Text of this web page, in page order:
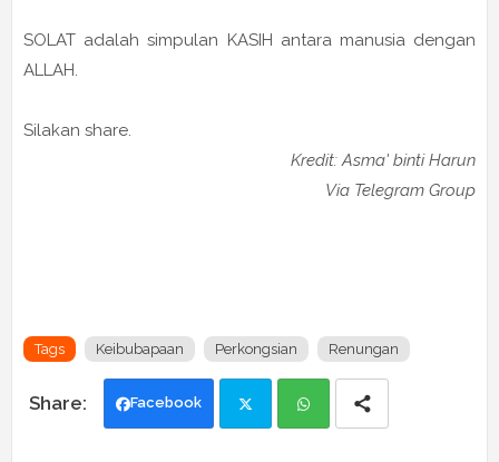
SOLAT adalah simpulan KASIH antara manusia dengan
ALLAH.
Silakan share.
Kredit: Asma' binti Harun
Via Telegram Group
Tags Keibubapaan Perkongsian Renungan
Facebook